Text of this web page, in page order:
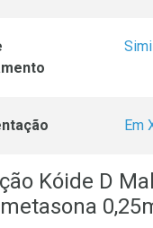
Em
Kóide D